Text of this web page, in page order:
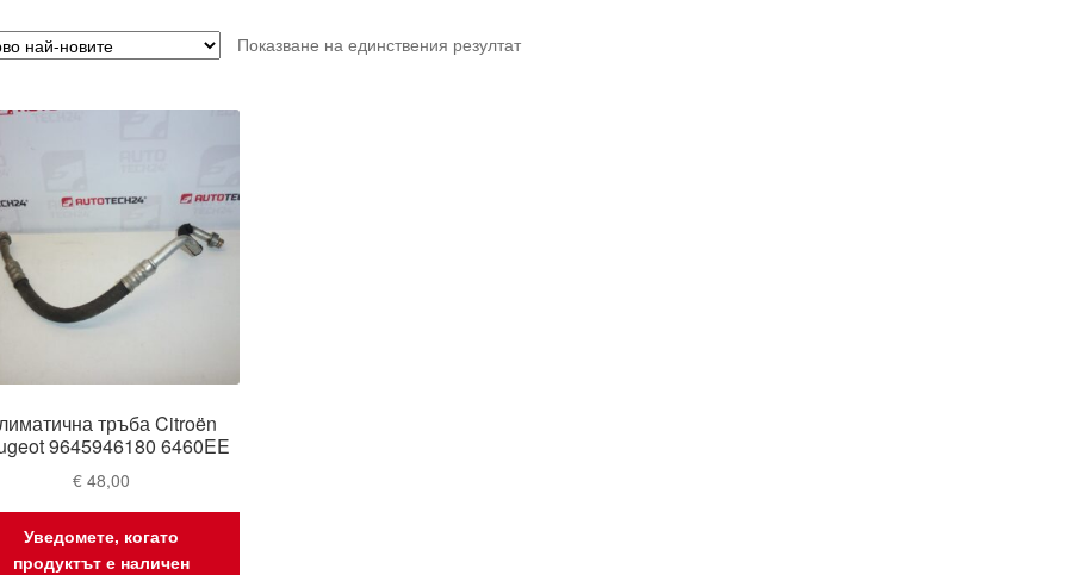
Показване на единствения резултат
тръба Citroën
9645946180 6460EE
€ 48,00
Уведомете, когато
продуктът е наличен